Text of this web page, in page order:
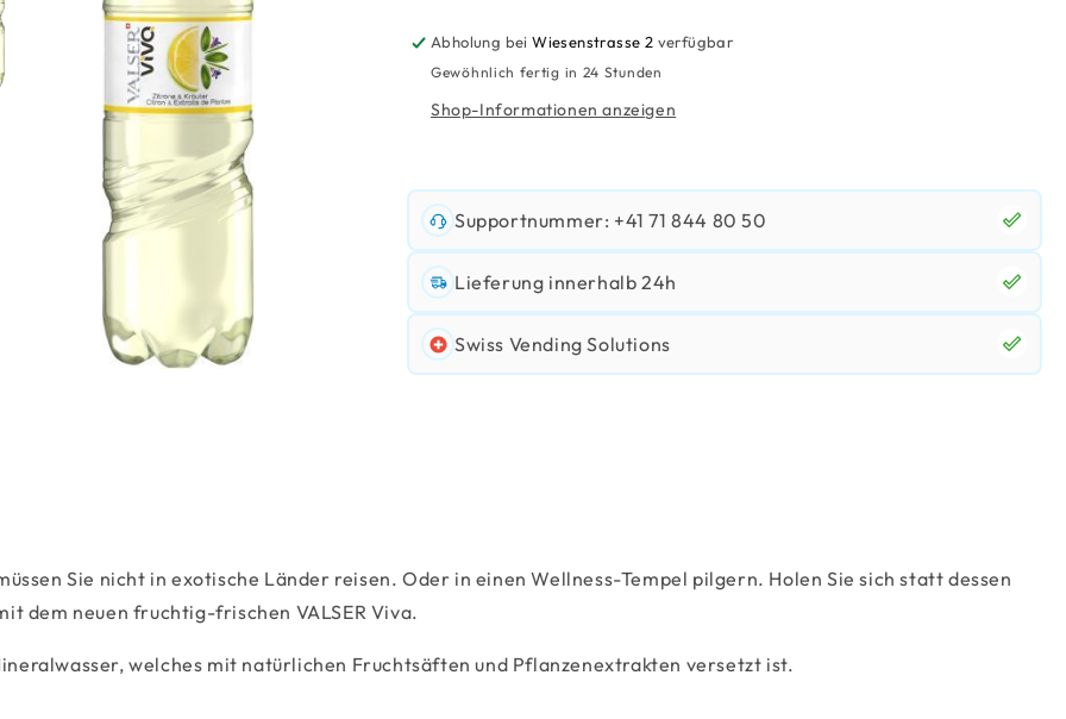
Abholung beiWiesenstrasse 2 verfügbar
Gewöhnlich fertig in 24 Stunden
Shop-Informationen anzeigen
Supportnummer: +41 71 844 80 50
Lieferung innerhalb 24h
Swiss Vending Solutions
Sie nicht in exotische Länder reisen. Oder in einen Wellness-Tempel pilgern. Holen Sie sich statt dessen
dem neuen fruchtig-frischen VALSER Viva.
welches mit natürlichen Fruchtsäften und Pflanzenextrakten versetzt ist.